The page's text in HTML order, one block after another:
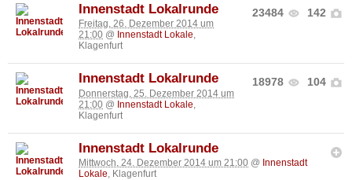
23484 142
Innenstadt Lokalrunde
Freitag, 26. Dezember 2014 um
21:00 @ Innenstadt Lokale,
Klagenfurt
18978 104
Innenstadt Lokalrunde
Donnerstag, 25. Dezember 2014 um
21:00 @ Innenstadt Lokale
Klagenfurt
Innenstadt Lokalrunde
Mittwoch, 24. Dezember 2014 um 21:00 @ Innenstadt
Lokale, Klagenfurt